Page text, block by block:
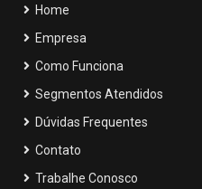
Home
Empresa
Como Funciona
Segmentos Atendidos
Dúvidas Frequentes
Contato
Trabalhe Conosco